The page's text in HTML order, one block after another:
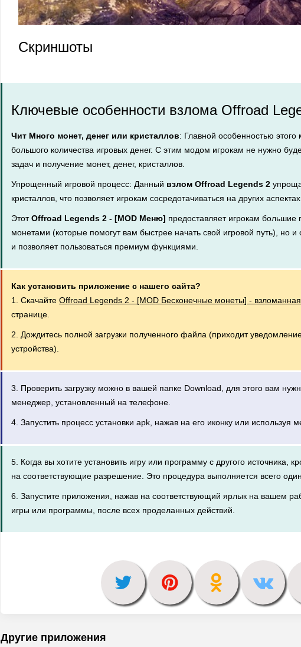
Скриншоты
Ключевые особенности взлома Offroad
Чит Много монет, денег или кристаллов: Главной особенностью
большого количества игровых денег. С этим модом игрокам не нужно
задач и получение монет, денег, кристаллов.
Упрощенный игровой процесс: Данный взлом Offroad Legends 2
кристаллов, что позволяет игрокам сосредотачиваться на других аспектах
ЭтотOffroad Legends 2 - [MOD Меню] предоставляет игрокам
монетами (которые помогут вам быстрее начать свой игровой путь), но и
и позволяет пользоваться премиум функциями.
Как установить приложение с нашего сайта?
1. Скачайте Offroad Legends 2 - [MOD Бесконечные монеты] -
странице.
2. Дождитесь полной загрузки полученного файла (приходит
устройства).
3. Проверить загрузку можно в вашей папке Download, для этого вам
менеджер, установленный на телефоне.
4. Запустить процесс установки apk, нажав на его иконку или используя
5. Когда вы хотите установить игру или программу с другого источника,
на соответствующие разрешение. Это процедура выполняется всего
6. Запустите приложения, нажав на соответствующий ярлык на вашем
игры или программы, после всех проделанных действий.
Другие приложения